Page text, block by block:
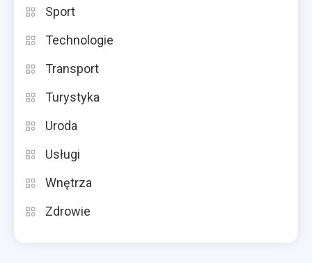
Sport
Technologie
Transport
Turystyka
Uroda
Usługi
Wnętrza
Zdrowie